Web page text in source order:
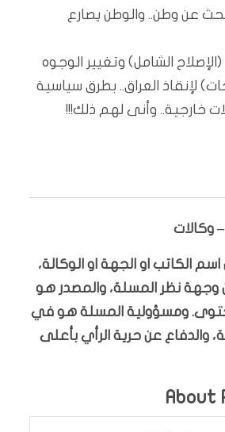
عن وطن.. والوطن يصارع
الشامل) وتغيير الوجوه
لإنقاذ العراق.. بطرق سياسية
خارجية.. وأنى لهم ذلك!!!
وكالات
الكاتب او الجهة او الوكالة،
وجهة نظر المسلة، والمصدر هو
ومسؤولية المسلة هو في
والدفاع عن حرية الرأي بأعلى
About